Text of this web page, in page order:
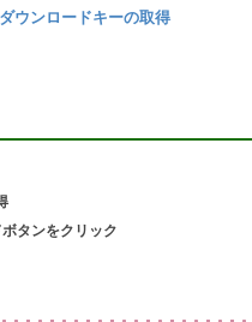
ダウンロードキーの取得
タンをクリック